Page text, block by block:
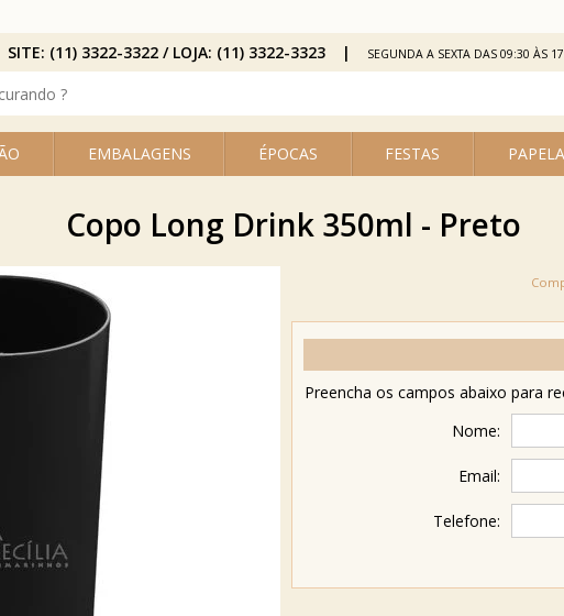
EMBALAGENS ÉPOCAS FESTAS
SITE: (11) 3322-3322 / LOJA: (11) 3322-3323 SEGUNDA A SEXTA DAS 09:30 ÀS
Copo Long Drink 350ml - Preto
Preencha os campos abaixo para
Nome:
Email:
Telefone: